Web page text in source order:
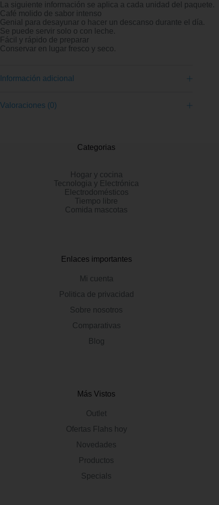
La siguiente información se aplica a cada unidad del paquete.
Café molido de sabor intenso
Genial para desayunar o hacer un descanso durante el día.
Se puede servir solo o con leche.
Fácil y rápido de preparar
Conservar en lugar fresco y seco.
Información adicional
Valoraciones (0)
Categorias
Hogar y cocina
Tecnologia y Electrónica
Electrodomésticos
Tiempo libre
Comida mascotas
Enlaces importantes
Mi cuenta
Politica de privacidad
Sobre nosotros
Comparativas
Blog
Más Vistos
Outlet
Ofertas Flahs hoy
Novedades
Productos
Specials